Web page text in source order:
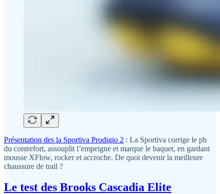
Présentation des la Sportiva Prodigio 2 : La Sportiva corrige le pb
du contrefort, assouplit l’empeigne et marque le baquet, en gardant
mousse XFlow, rocker et accroche. De quoi devenir la meilleure
chaussure de trail ?
Le test des Brooks Cascadia Elite